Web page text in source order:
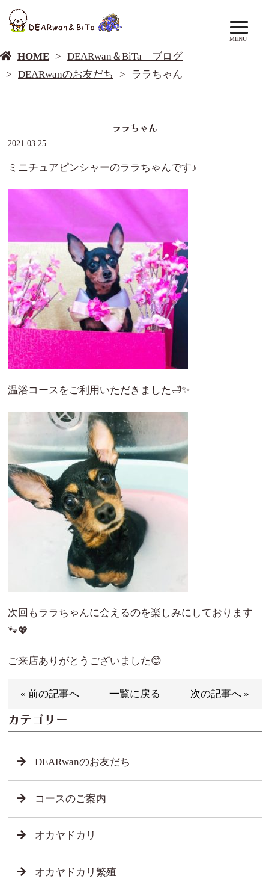
MENU
HOME
DEARwan＆BiTa ブログ
DEARwanのお友だち
ララちゃん
ララちゃん
2021.03.25
ミニチュアピンシャーのララちゃんです♪
温浴コースをご利用いただきました🛁✨
次回もララちゃんに会えるのを楽しみにしております
🐾💖
ご来店ありがとうございました😊
« 前の記事へ 一覧に戻る 次の記事へ »
カテゴリー
DEARwanのお友だち
コースのご案内
オカヤドカリ
オカヤドカリ繁殖